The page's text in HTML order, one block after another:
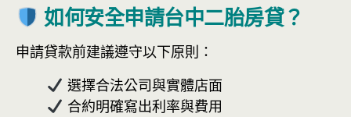
如何安全申請台中二胎房貸？
申請貸款前建議遵守以下原則：
選擇合法公司與實體店面
合約明確寫出利率與費用